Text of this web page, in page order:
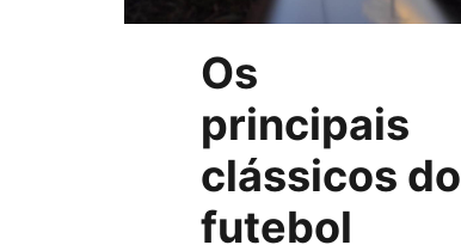
Os
principais
clássicos do
futebol